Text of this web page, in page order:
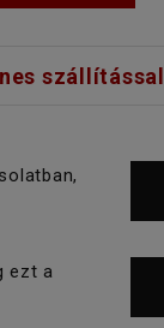
szállítással
ezt a